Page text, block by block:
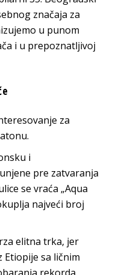
značaja za
u punom
i u prepoznatljivoj
za
i
pre zatvaranja
se vraća „Aqua
najveći broj
elitna trka, jer
Etiopije sa ličnim